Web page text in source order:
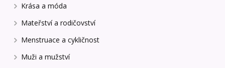
Krása a móda
Mateřství a rodičovství
Menstruace a cykličnost
Muži a mužství